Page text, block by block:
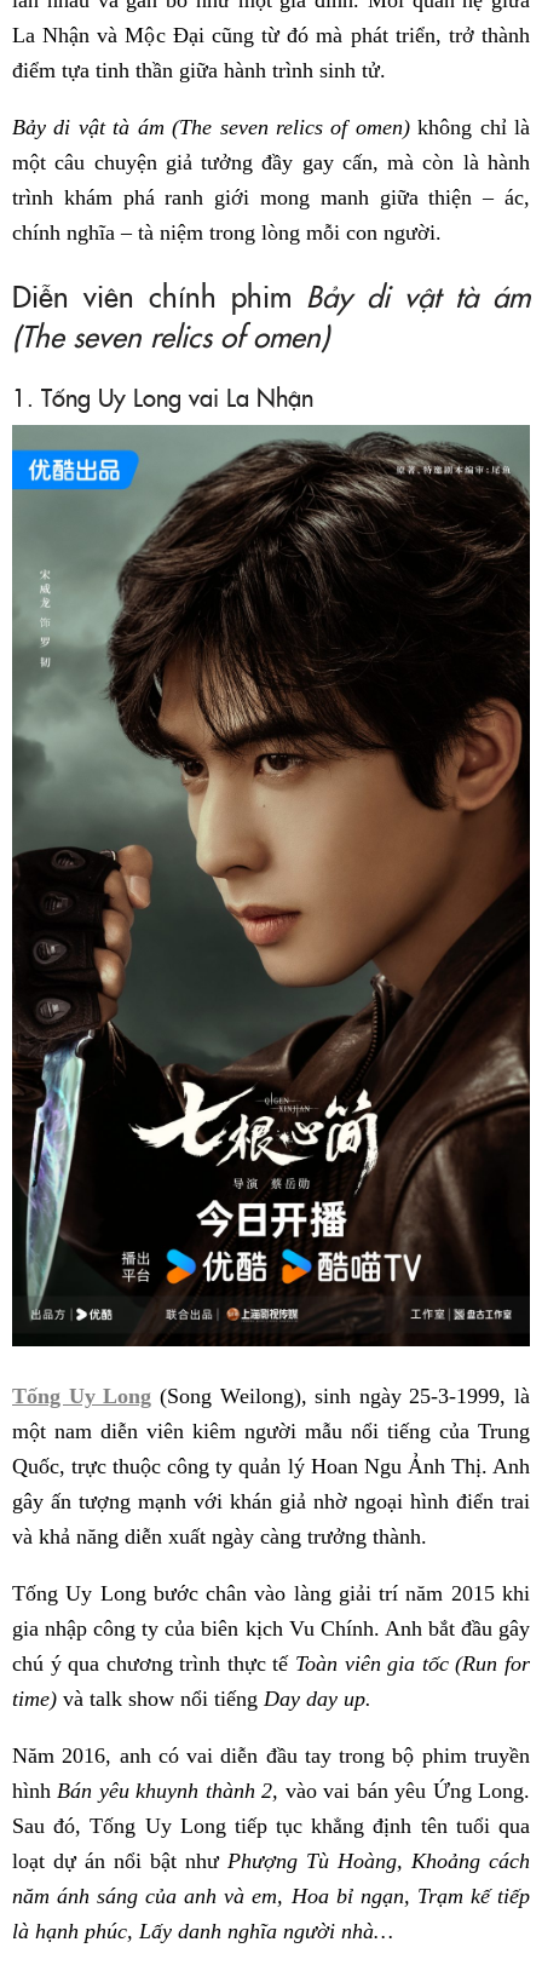
La Nhận và Mộc Đại cũng từ đó mà phát triển, trở thành
điểm tựa tinh thần giữa hành trình sinh tử.
Bảy di vật tà ám (The seven relics of omen)không chỉ là
một câu chuyện giả tưởng đầy gay cấn, mà còn là hành
trình khám phá ranh giới mong manh giữa thiện – ác,
chính nghĩa – tà niệm trong lòng mỗi con người.
Diễn viên chính phim Bảy di vật tà ám
(The seven relics of omen)
1. Tống Uy Long vai La Nhận
Tống Uy Long (Song Weilong), sinh ngày 25-3-1999, là
một nam diễn viên kiêm người mẫu nổi tiếng của Trung
Quốc, trực thuộc công ty quản lý Hoan Ngu Ảnh Thị. Anh
gây ấn tượng mạnh với khán giả nhờ ngoại hình điển trai
và khả năng diễn xuất ngày càng trưởng thành.
Tống Uy Long bước chân vào làng giải trí năm 2015 khi
gia nhập công ty của biên kịch Vu Chính. Anh bắt đầu gây
chú ý qua chương trình thực tế Toàn viên gia tốc (Run for
time) và talk show nổi tiếng Day day up.
Năm 2016, anh có vai diễn đầu tay trong bộ phim truyền
hình Bán yêu khuynh thành 2, vào vai bán yêu Ứng Long.
Sau đó, Tống Uy Long tiếp tục khẳng định tên tuổi qua
loạt dự án nổi bật như Phượng Tù Hoàng, Khoảng cách
năm ánh sáng của anh và em, Hoa bỉ ngạn, Trạm kế tiếp
là hạnh phúc, Lấy danh nghĩa người nhà…